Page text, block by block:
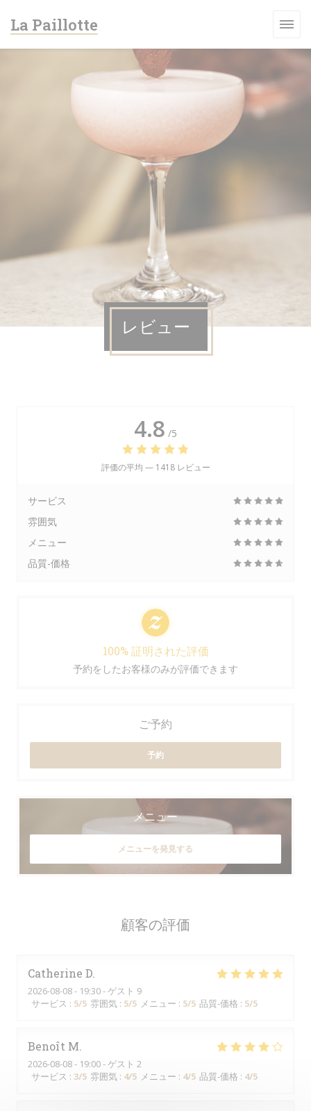
La Paillotte
レビュー
顧客の評価
Catherine D
2026-08-08- 19:30 - ゲスト 9
サービス : 5/5 雰囲気 : 5/5 メニュー : 5/5 品質-価格 : 5/5
Benoît M
2026-08-08- 19:00 - ゲスト 2
サービス : 3/5 雰囲気 : 4/5 メニュー : 4/5 品質-価格 : 4/5
4.8 /5
評価の平均 — 1418 レビュー
サービス
雰囲気
メニュー
品質-価格
100% 証明された評価
予約をしたお客様のみが評価できます
ご予約
予約
メニュー
メニューを発見する